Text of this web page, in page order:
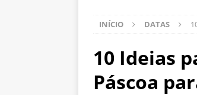
INÍCIO DATAS
10 Ideias
Páscoa